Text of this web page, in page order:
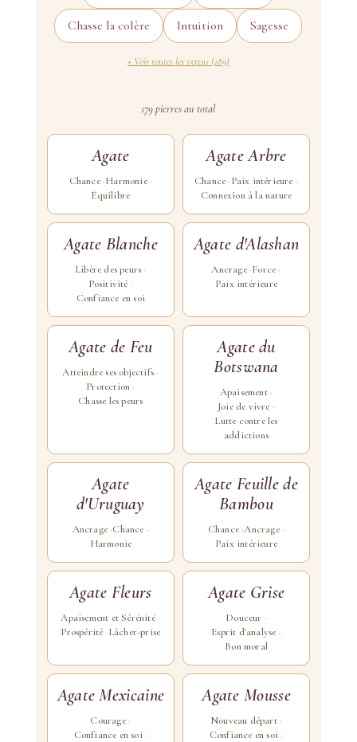
Chasse la colère Intuition Sagesse
+ Voir toutes les vertus (189)
179 pierres au total
Agate
Chance Harmonie
Équilibre
Agate Arbre
Chance Paix intérieure
Connexion à la nature
Agate Blanche
Libère des peurs
Positivité
Confiance en soi
Agate d'Alashan
Ancrage Force
Paix intérieure
Agate de Feu
Atteindre ses objectifs
Protection
Chasse les peurs
Agate du
Botswana
Apaisement
Joie de vivre
Lutte contre les
addictions
Agate
d'Uruguay
Ancrage Chance
Harmonie
Agate Feuille de
Bambou
Chance Ancrage
Paix intérieure
Agate Fleurs
Apaisement et Sérénité
Prospérité Lâcher-prise
Agate Grise
Douceur
Esprit d'analyse
Bon moral
Agate Mexicaine
Courage
Confiance en soi
Agate Mousse
Nouveau départ
Confiance en soi